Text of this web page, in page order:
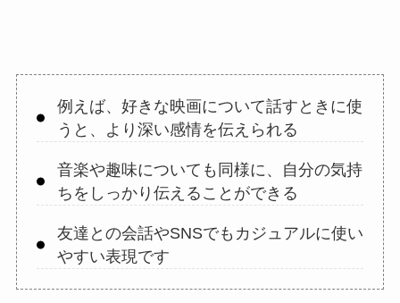
例えば、好きな映画について話すときに使
うと、より深い感情を伝えられる
音楽や趣味についても同様に、自分の気持
ちをしっかり伝えることができる
友達との会話やSNSでもカジュアルに使い
やすい表現です